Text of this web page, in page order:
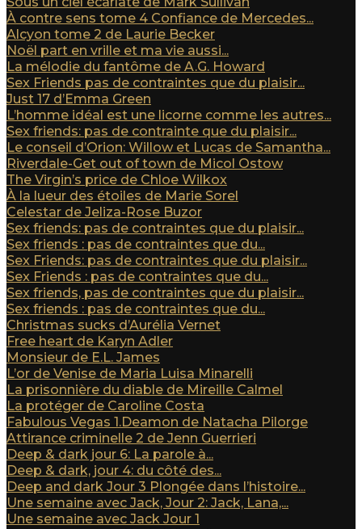
À contre sens tome 4 Confiance de Mercedes...
Alcyon tome 2 de Laurie Becker
Noël part en vrille et ma vie aussi...
La mélodie du fantôme de A.G. Howard
Sex Friends pas de contraintes que du plaisir...
Just 17 d’Emma Green
L’homme idéal est une licorne comme les autres...
Sex friends: pas de contrainte que du plaisir...
Le conseil d’Orion: Willow et Lucas de Samantha...
Riverdale-Get out of town de Micol Ostow
The Virgin’s price de Chloe Wilkox
À la lueur des étoiles de Marie Sorel
Celestar de Jeliza-Rose Buzor
Sex friends: pas de contraintes que du plaisir...
Sex friends : pas de contraintes que du...
Sex Friends: pas de contraintes que du plaisir...
Sex Friends : pas de contraintes que du...
Sex friends, pas de contraintes que du plaisir...
Sex friends : pas de contraintes que du...
Christmas sucks d’Aurélia Vernet
Free heart de Karyn Adler
Monsieur de E.L. James
L’or de Venise de Maria Luisa Minarelli
La prisonnière du diable de Mireille Calmel
La protéger de Caroline Costa
Fabulous Vegas 1.Deamon de Natacha Pilorge
Attirance criminelle 2 de Jenn Guerrieri
Deep & dark jour 6: La parole à...
Deep & dark, jour 4: du côté des...
Deep and dark Jour 3 Plongée dans l’histoire...
Une semaine avec Jack, Jour 2: Jack, Lana,...
Une semaine avec Jack Jour 1